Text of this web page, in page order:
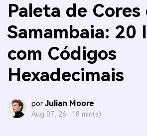
Paleta de Cores
Samambaia: 20
com Códigos
Hexadecimais
por Julian Moore
Aug 07, 26 · 18 min(s)